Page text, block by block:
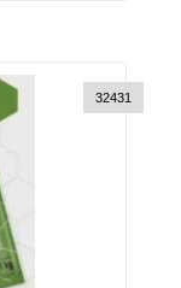
32431